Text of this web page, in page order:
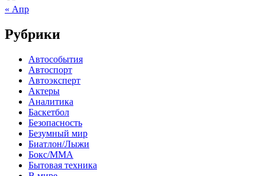
« Апр
Рубрики
Автособытия
Автоспорт
Автоэксперт
Актеры
Аналитика
Баскетбол
Безопасность
Безумный мир
Биатлон/Лыжи
Бокс/MMA
Бытовая техника